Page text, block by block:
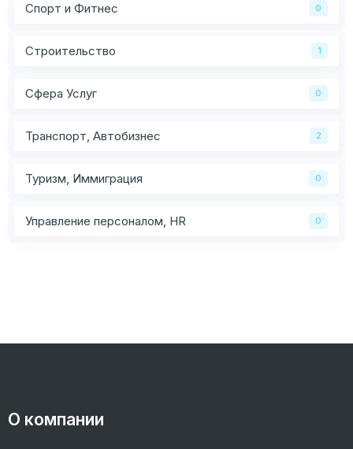
Спорт и Фитнес 0
Строительство 1
Сфера Услуг 0
Транспорт, Автобизнес 2
Туризм, Иммиграция 0
Управление персоналом, HR 0
О компании